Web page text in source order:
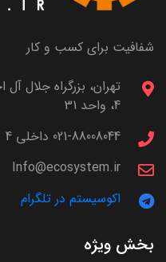
شفافیت برای کسب و کار
4، واحد 31
021-88008044 داخلی 4
Info@ecosystem.ir
اکوسیستم در تلگرام
بخش ویژه